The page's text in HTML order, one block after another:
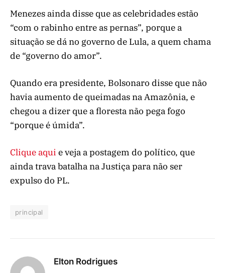
Menezes ainda disse que as celebridades estão
“com o rabinho entre as pernas”, porque a
situação se dá no governo de Lula, a quem chama
de “governo do amor”.
Quando era presidente, Bolsonaro disse que não
havia aumento de queimadas na Amazônia, e
chegou a dizer que a floresta não pega fogo
“porque é úmida”.
Clique aqui e veja a postagem do político, que
ainda trava batalha na Justiça para não ser
expulso do PL.
principal
Elton Rodrigues